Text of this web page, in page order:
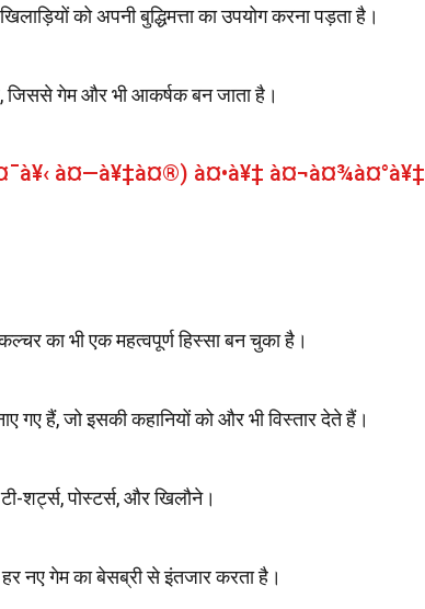
को अपनी बुद्धिमत्ता का उपयोग करना पड़ता है।
जिससे गेम और भी आकर्षक बन जाता है।
à¤—à¥‡à¤®) à¤•à¥‡ à¤¬à¤¾à¤°à¥‡
का भी एक महत्वपूर्ण हिस्सा बन चुका है।
गए हैं, जो इसकी कहानियों को और भी विस्तार देते हैं।
शर्ट्स, पोस्टर्स, और खिलौने।
नए गेम का बेसब्री से इंतजार करता है।